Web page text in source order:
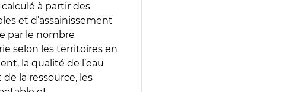
à partir des
et d’assainissement
par le nombre
selon les territoires en
la qualité de l’eau
la ressource, les